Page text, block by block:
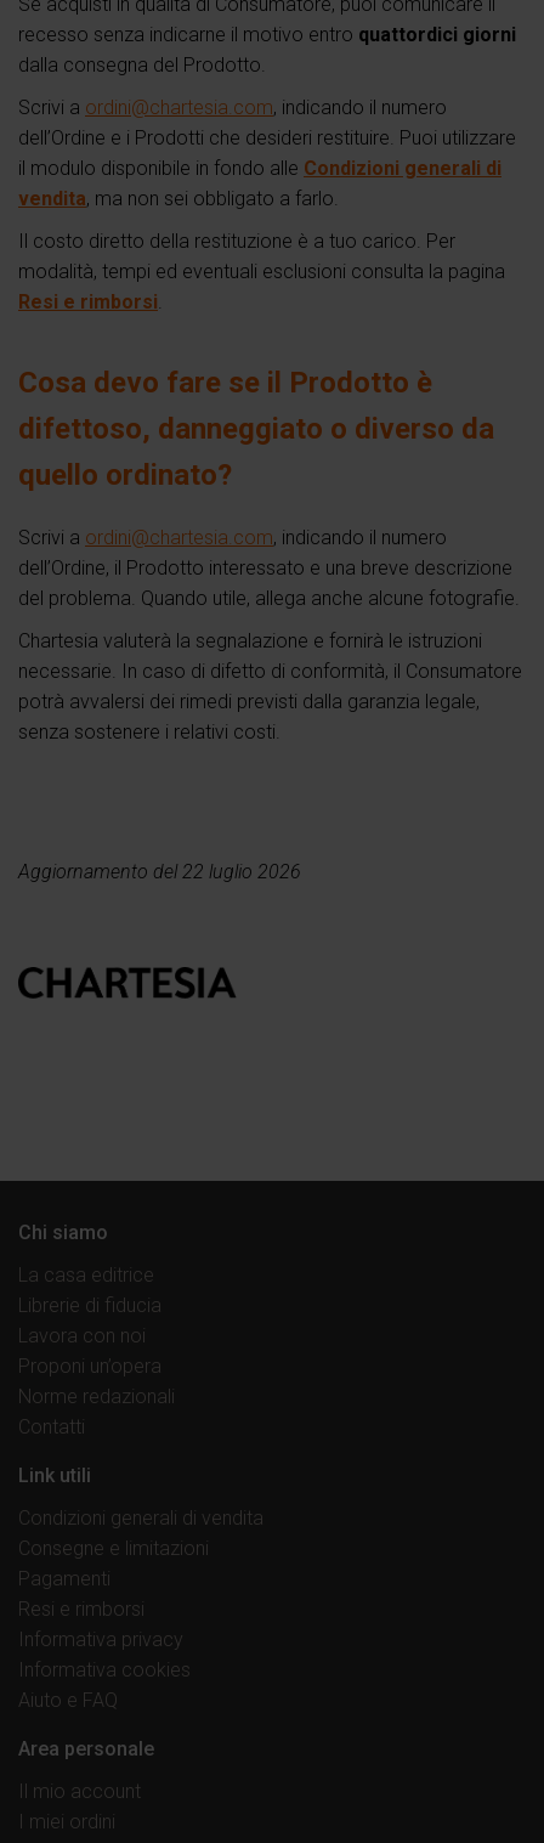
recesso senza indicarne il motivo entro quattordici giorni
dalla consegna del Prodotto.
Scrivi a ordini@chartesia.com, indicando il numero
dell’Ordine e i Prodotti che desideri restituire. Puoi utilizzare
il modulo disponibile in fondo alle Condizioni generali di
vendita, ma non sei obbligato a farlo.
Il costo diretto della restituzione è a tuo carico. Per
modalità, tempi ed eventuali esclusioni consulta la pagina
Resi e rimborsi.
Cosa devo fare se il Prodotto è
difettoso, danneggiato o diverso da
quello ordinato?
Scrivi a ordini@chartesia.com, indicando il numero
dell’Ordine, il Prodotto interessato e una breve descrizione
del problema. Quando utile, allega anche alcune fotografie.
Chartesia valuterà la segnalazione e fornirà le istruzioni
necessarie. In caso di difetto di conformità, il Consumatore
potrà avvalersi dei rimedi previsti dalla garanzia legale,
senza sostenere i relativi costi.
Aggiornamento del 22 luglio 2026
Chi siamo
La casa editrice
Librerie di fiducia
Lavora con noi
Proponi un’opera
Norme redazionali
Contatti
Link utili
Condizioni generali di vendita
Consegne e limitazioni
Pagamenti
Resi e rimborsi
Informativa privacy
Informativa cookies
Aiuto e FAQ
Area personale
Il mio account
I miei ordini